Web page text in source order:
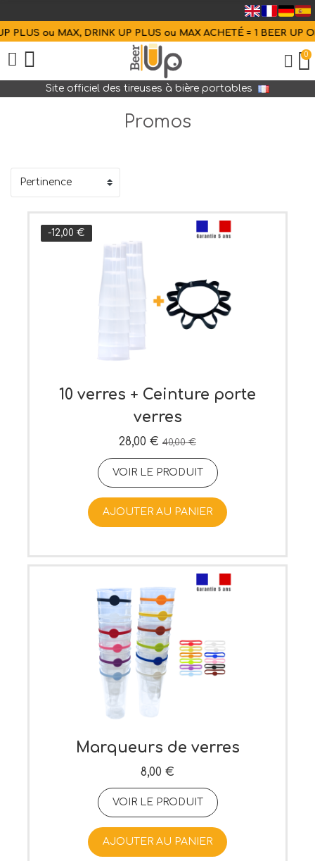
PLUS ou MAX, DRINK UP PLUS ou MAX ACHETÉ = 1 BEER UP
0
Site officiel des tireuses à bière portables
Promos
-12,00 €
10 verres + Ceinture porte
verres
28,00 € 40,00 €
VOIR LE PRODUIT
AJOUTER AU PANIER
Marqueurs de verres
8,00 €
VOIR LE PRODUIT
AJOUTER AU PANIER